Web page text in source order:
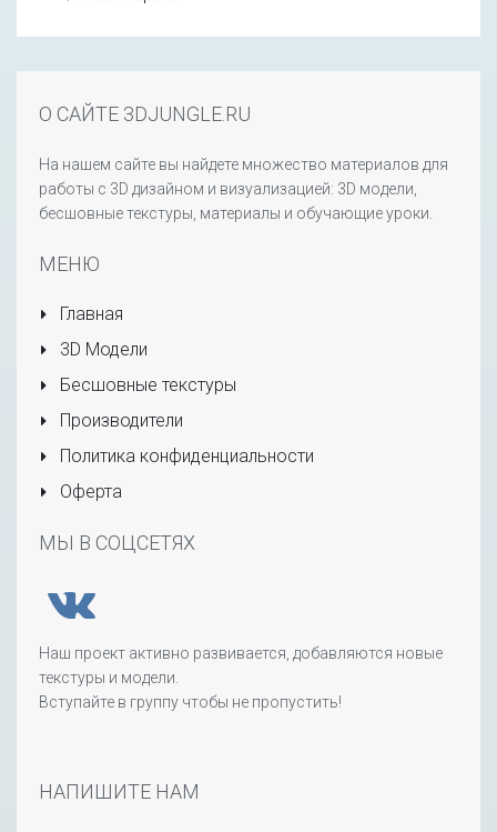
О САЙТЕ 3DJUNGLE.RU
На нашем сайте вы найдете множество материалов для
работы с 3D дизайном и визуализацией: 3D модели,
бесшовные текстуры, материалы и обучающие уроки.
МЕНЮ
Главная
3D Модели
Бесшовные текстуры
Производители
Политика конфиденциальности
Оферта
МЫ В СОЦСЕТЯХ
Наш проект активно развивается, добавляются новые
текстуры и модели.
Вступайте в группу чтобы не пропустить!
НАПИШИТЕ НАМ